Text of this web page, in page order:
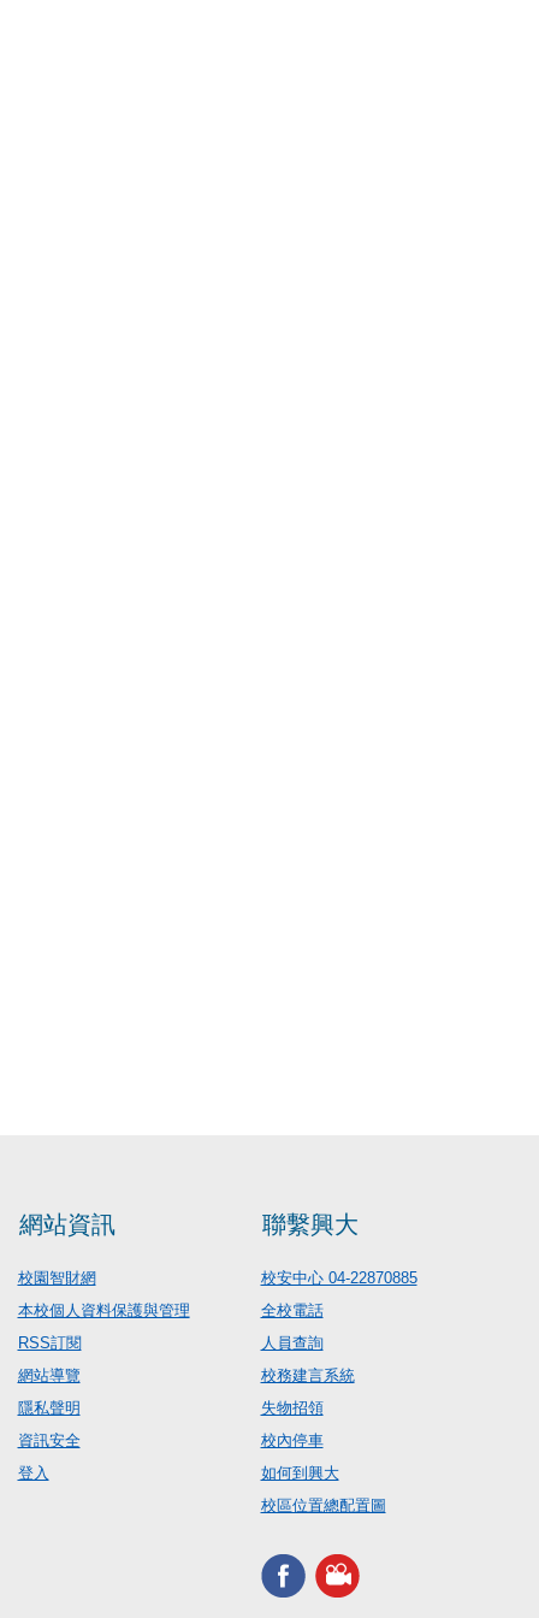
網站資訊
校園智財網
本校個人資料保護與管理
RSS訂閱
網站導覽
隱私聲明
資訊安全
登入
聯繫興大
校安中心 04-22870885
全校電話
人員查詢
校務建言系統
失物招領
校內停車
如何到興大
校區位置總配置圖